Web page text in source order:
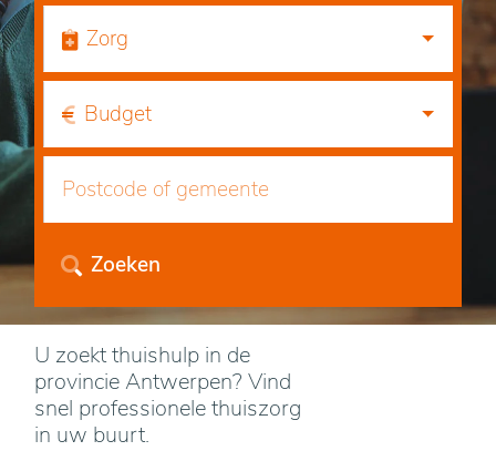
Zorg
Budget
Zoeken
U zoekt thuishulp in de
provincie Antwerpen? Vind
snel professionele thuiszorg
in uw buurt.